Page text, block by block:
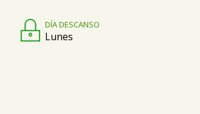
DÍA DESCANSO
Lunes